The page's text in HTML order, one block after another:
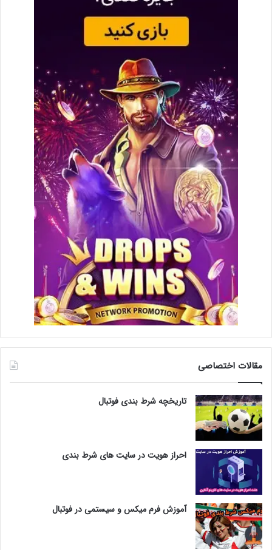
مقالات اختصاصی
تاریخچه شرط بندی فوتبال
احراز هویت در سایت های شرط بندی
آموزش فرم میکس و سیستمی در فوتبال